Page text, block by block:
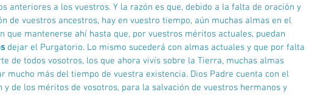
anteriores a los vuestros. Y la razón es que, debido a la falta de oración y
de vuestros ancestros, hay en vuestro tiempo, aún muchas almas en el
que mantenerse ahí hasta que, por vuestros méritos actuales, puedan
dejar el Purgatorio. Lo mismo sucederá con almas actuales y que por falta
de todos vosotros, los que ahora vivís sobre la Tierra, muchas almas
mucho más del tiempo de vuestra existencia. Dios Padre cuenta con el
y de los méritos de vosotros, para la salvación de vuestros hermanos y